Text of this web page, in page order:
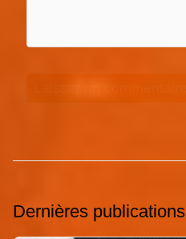
Dernières publications